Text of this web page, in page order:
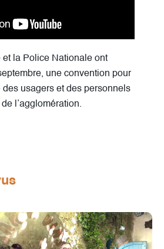
la Police Nationale ont
une convention pour
des usagers et des personnels
l’agglomération.